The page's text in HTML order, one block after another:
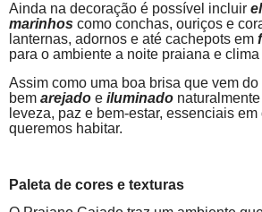
Ainda na decoração é possível incluir
marinhos como conchas, ouriços e
lanternas, adornos e até cachepots em
para o ambiente a noite praiana e clima
Assim como uma boa brisa que vem
bem arejado e iluminado
leveza, paz e bem-estar, essenciais
queremos habitar.
Paleta de cores e texturas